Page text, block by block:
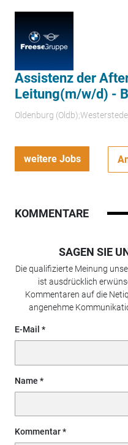
Assistenz der
Leitung(m/w/d) -
Oldenburg
weitere Jobs
KOMMENTARE
SAGEN SIE
Die qualifizierte Meinung
ist ausdrücklich
Kommentaren auf die
angenehme
E-Mail
Name
Kommentar